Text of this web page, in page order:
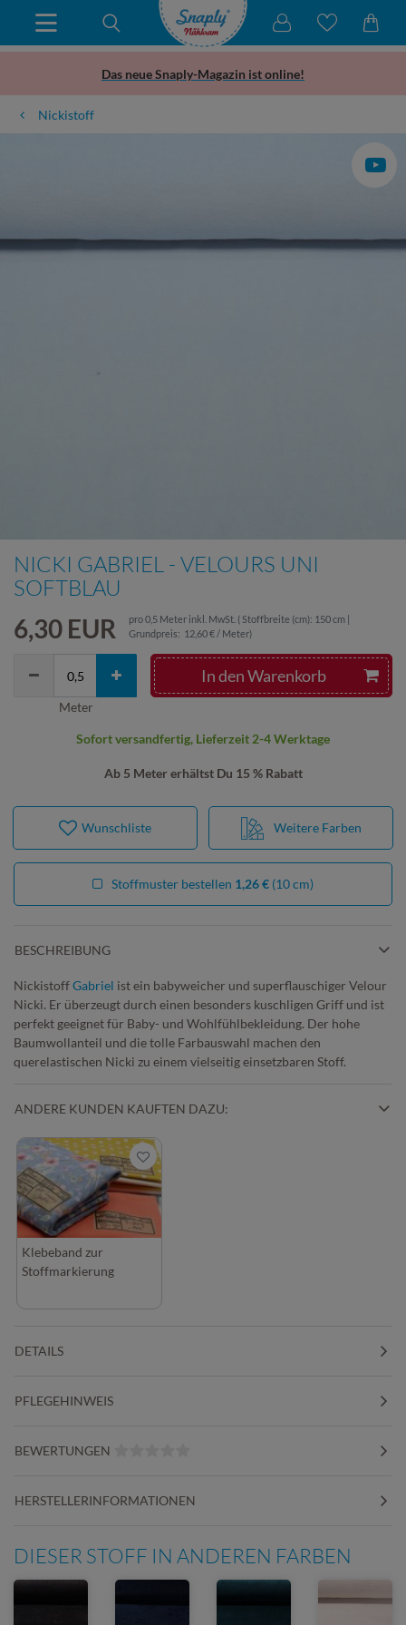
Das neue Snaply-Magazin ist online!
Nickistoff
NICKI GABRIEL - VELOURS UNI
SOFTBLAU
6,30 EUR pro0,5 Meter inkl. MwSt. ( Stoffbreite (cm): 150 cm |
Grundpreis: 12,60 € / Meter)
Ab 5 Meter erhältst Du 15 % Rabatt
In den Warenkorb
Meter
Sofort versandfertig, Lieferzeit 2-4 Werktage
Weitere Farben
Wunschliste
Stoffmuster bestellen 1,26 € (10 cm)
BESCHREIBUNG
NickistoffGabriel ist ein babyweicher und superflauschiger Velour
Nicki. Er überzeugt durch einen besonders kuschligen Griff und ist
perfekt geeignet für Baby- und Wohlfühlbekleidung. Der hohe
Baumwollanteil und die tolle Farbauswahl machen den
querelastischen Nicki zu einem vielseitig einsetzbaren Stoff.
ANDERE KUNDEN KAUFTEN DAZU:
Klebeband zur
Stoffmarkierung
DETAILS
PFLEGEHINWEIS
BEWERTUNGEN
HERSTELLERINFORMATIONEN
DIESER STOFF IN ANDEREN FARBEN